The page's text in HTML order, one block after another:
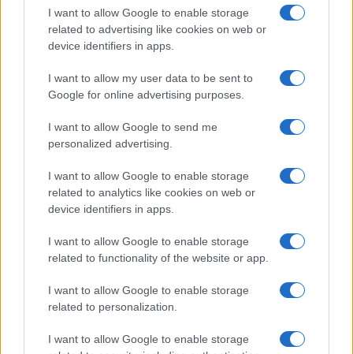
I want to allow Google to enable storage
related to advertising like cookies on web or
device identifiers in apps.
I want to allow my user data to be sent to
Google for online advertising purposes.
I want to allow Google to send me
personalized advertising.
I want to allow Google to enable storage
related to analytics like cookies on web or
device identifiers in apps.
I want to allow Google to enable storage
related to functionality of the website or app.
I want to allow Google to enable storage
related to personalization.
I want to allow Google to enable storage
I nostri cari
I nostri cari
Invia un Comunicato Stampa| Pubblicità Segnala